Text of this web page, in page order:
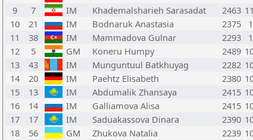
9
7 IM Khademalsharieh Sarasadat 2463
10
21 IM Bodnaruk Anastasia 2375
11
38 IM Mammadova Gulnar 2293
12
5 GM Koneru Humpy 2489
13
43 IM Munguntuul Batkhuyag 2282
14
20 IM Paehtz Elisabeth 2380
15
13 IM Abdumalik Zhansaya 2415
16
14 IM Galliamova Alisa 2415
17
17 IM Saduakassova Dinara 2390
18
56 GM Zhukova Natalia 2239